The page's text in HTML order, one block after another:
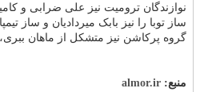
نوازندگان ترومیت نیز علی ضرابی و
ساز توبا را نیز بابک میردادیان و ساز
گروه پرکاشن نیز متشکل از ماهان
منبع: almor.ir